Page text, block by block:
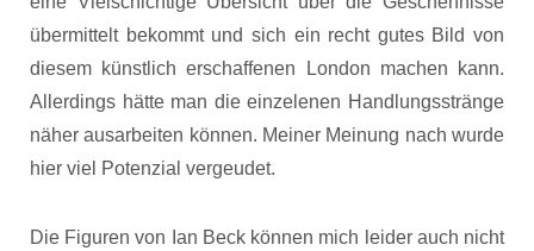
übermittelt bekommt und sich ein recht gutes Bild von
diesem künstlich erschaffenen London machen kann.
Allerdings hätte man die einzelenen Handlungsstränge
näher ausarbeiten können. Meiner Meinung nach wurde
hier viel Potenzial vergeudet.
Die Figuren von Ian Beck können mich leider auch nicht